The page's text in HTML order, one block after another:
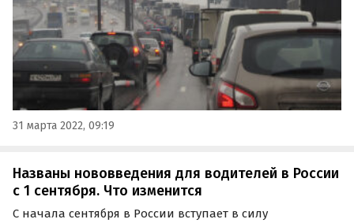
31 марта 2022, 09:19
Названы нововведения для водителей в России
с 1 сентября. Что изменится
С начала сентября в России вступает в силу